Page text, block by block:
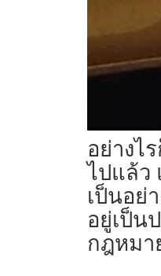
อย่างไ
ไปแล้ว
เป็นอย่
อยู่เป็น
กฎหมา